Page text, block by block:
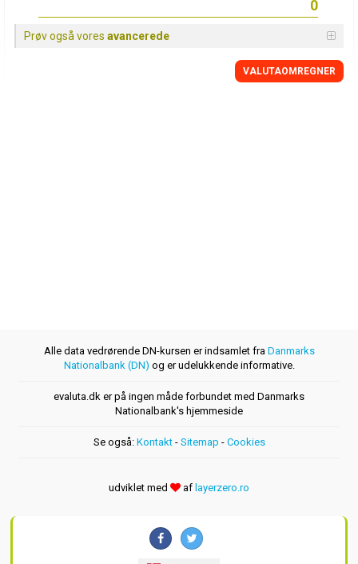
Prøv også vores avancerede
VALUTAOMREGNER
Alle data vedrørende DN-kursen er indsamlet fra Danmarks
Nationalbank (DN) og er udelukkende informative.
evaluta.dk er på ingen måde forbundet med Danmarks
Nationalbank's hjemmeside
Se også: Kontakt- Sitemap - Cookies
udviklet med af layerzero.ro